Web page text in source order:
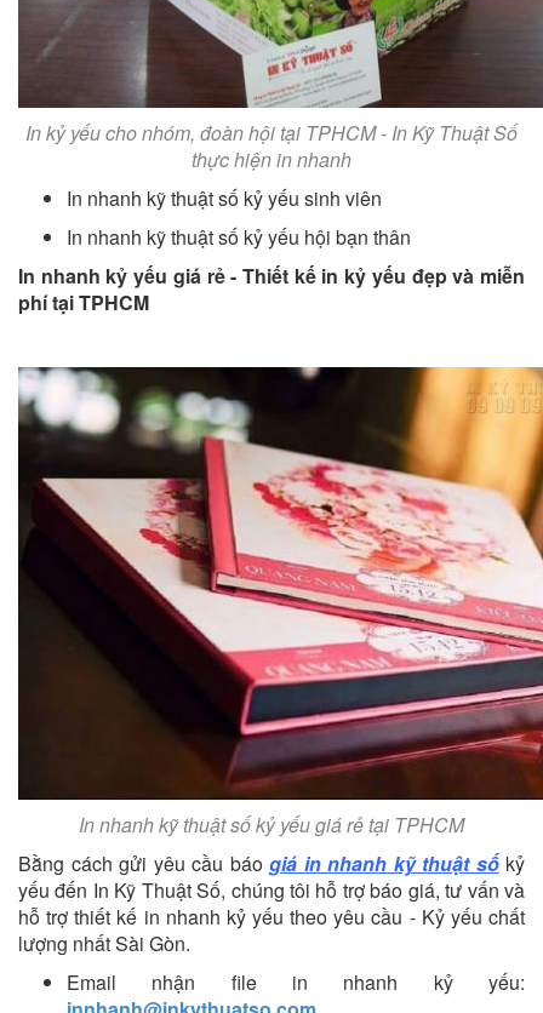
In kỷ yếu cho nhóm, đoàn hội tại TPHCM - In Kỹ Thuật Số
thực hiện in nhanh
In nhanh kỹ thuật số kỷ yếu sinh viên
In nhanh kỹ thuật số kỷ yếu hội bạn thân
In nhanh kỷ yếu giá rẻ - Thiết kế in kỷ yếu đẹp và miễn
phí tại TPHCM
In nhanh kỹ thuật số kỷ yếu giá rẻ tại TPHCM
Bằng cách gửi yêu cầu báo giá in nhanh kỹ thuật sốkỷ
yếu đến In Kỹ Thuật Số, chúng tôi hỗ trợ báo giá, tư vấn và
hỗ trợ thiết kế in nhanh kỷ yếu theo yêu cầu - Kỷ yếu chất
lượng nhất Sài Gòn.
Email nhận file in nhanh kỷ yếu: